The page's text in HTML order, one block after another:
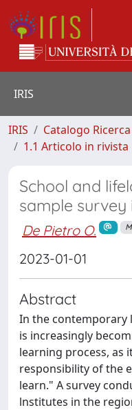
IRIS
IRIS Catalogo Ricerca
1.1 Articolo in rivista
School and
sample survey
De Pietro O.
2023-01-01
Abstract
In the contemporary
is increasingly
learning process, as
responsibility of the
learn." A survey
lnstitutes in the